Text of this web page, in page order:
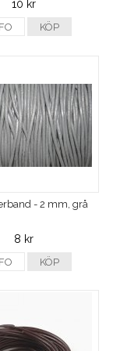
10 kr
KÖP
- 2 mm, grå
8 kr
KÖP